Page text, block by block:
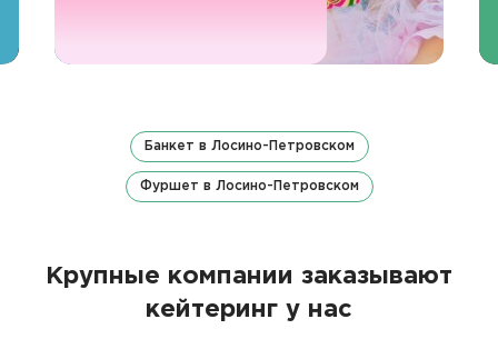
Банкет в Лосино-Петровском
Фуршет в Лосино-Петровском
Крупные компании заказывают
кейтеринг у нас